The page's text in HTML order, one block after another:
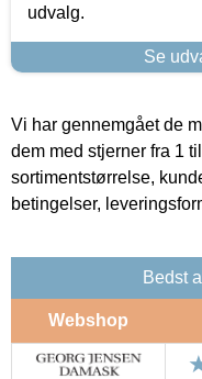
udvalg.
Se
Vi har gennemgået de
dem med stjerner fra 1
sortimentstørrelse,
betingelser,
Bedst
Webshop